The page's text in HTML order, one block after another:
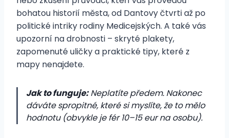
bohatou historií města, od Dantovy čtvrti až po
politické intriky rodiny Medicejských. A také vás
upozorní na drobnosti – skryté plakety,
zapomenuté uličky a praktické tipy, které z
mapy nenajdete.
Jak to funguje:Neplatíte předem. Nakonec
dáváte spropitné, které si myslíte, že to mělo
hodnotu (obvykle je fér 10–15 eur na osobu).